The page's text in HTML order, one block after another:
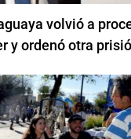
volvió a
y ordenó otra